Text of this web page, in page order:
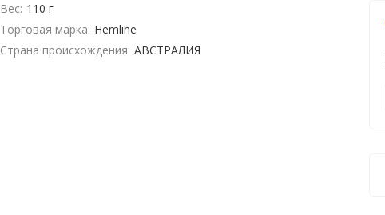
Вес: 110 г
Торговая марка: Hemline
Страна происхождения: АВСТРАЛИЯ